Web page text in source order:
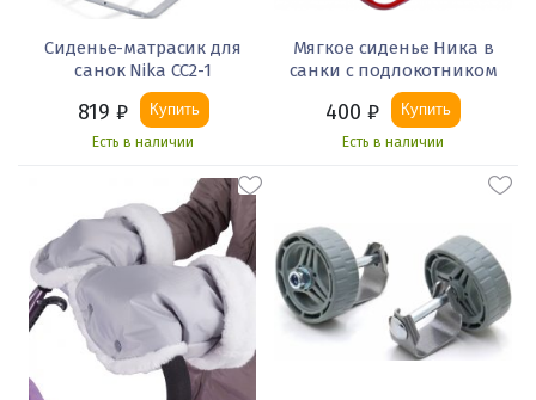
Сиденье-матрасик для
санок Nika СС2-1
819 ₽ Купить
Есть в наличии
Мягкое сиденье Ника в
санки с подлокотником
400 ₽ Купить
Есть в наличии